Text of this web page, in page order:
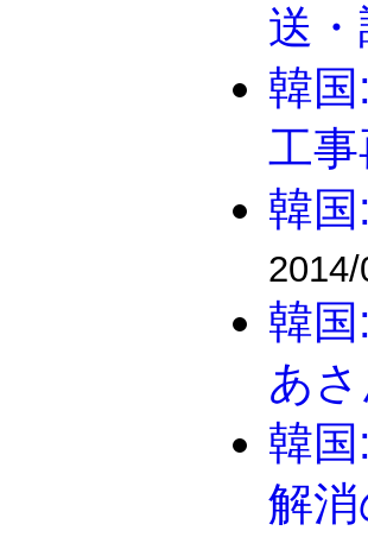
送
韓
工事
韓
韓
あ
韓
解